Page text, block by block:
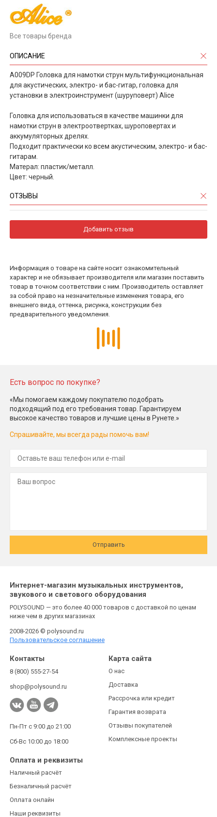
Все товары бренда
ОПИСАНИЕ
A009DP Головка для намотки струн мультифункциональная
для акустических, электро- и бас-гитар, головка для
установки в электроинструмент (шуруповерт) Alice
Головка для использоваться в качестве машинки для
намотки струн в электроотвертках, шуроповертах и
аккумуляторных дрелях.
Подходит практически ко всем акустическим, электро- и бас-
гитарам.
Матерал: пластик/металл.
Цвет: черный.
ОТЗЫВЫ
Добавить отзыв
Информация о товаре на сайте носит ознакомительный
характер и не обязывает производителя или магазин поставить
товар в точном соответствии с ним. Производитель оставляет
за собой право на незначительные изменения товара, его
внешнего вида, оттенка, рисунка, конструкции без
предварительного уведомления.
Есть вопрос по покупке?
«Мы помогаем каждому покупателю подобрать
подходящий под его требования товар. Гарантируем
высокое качество товаров и лучшие цены в Рунете.»
Спрашивайте, мы всегда рады помочь вам!
Отправить
Интернет-магазин музыкальных инструментов,
звукового и светового оборудования
POLYSOUND — это более 40 000 товаров с доставкой по ценам
ниже чем в других магазинах
2008-2026 © polysound.ru
Пользовательское соглашение
Контакты
8 (800) 555-27-54
shop@polysound.ru
Пн-Пт с 9:00 до 21:00
Сб-Вс 10:00 до 18:00
Карта сайта
О нас
Доставка
Рассрочка или кредит
Гарантия возврата
Отзывы покупателей
Комплексные проекты
Оплата и реквизиты
Наличный расчёт
Безналичный расчёт
Оплата онлайн
Наши реквизиты